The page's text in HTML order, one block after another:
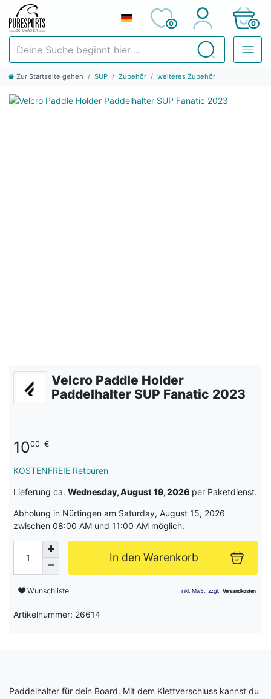
Suchen
0 0
Zur Startseite gehen SUP Zubehör weiteres Zubehör
Velcro Paddle Holder
Paddelhalter SUP Fanatic 2023
1000 €
KOSTENFREIE Retouren
Lieferung ca. Wednesday, August 19, 2026 per Paketdienst.
Abholung in Nürtingen am Saturday, August 15, 2026
zwischen 08:00 AM und 11:00 AM möglich.
In den Warenkorb
Wunschliste
Artikelnummer: 26614
Paddelhalter für dein Board. Mit dem Klettverschluss kannst du